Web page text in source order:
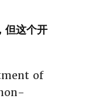
但这个开
of